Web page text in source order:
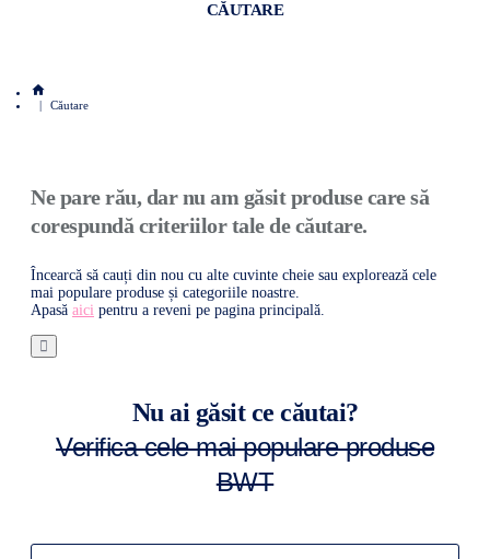
CĂUTARE
Căutare
Ne pare rău, dar nu am găsit produse care să
corespundă criteriilor tale de căutare.
Încearcă să cauți din nou cu alte cuvinte cheie sau explorează cele
mai populare produse și categoriile noastre.
Apasă aici pentru a reveni pe pagina principală.
Nu ai găsit ce căutai?
Verifica cele mai populare produse
BWT